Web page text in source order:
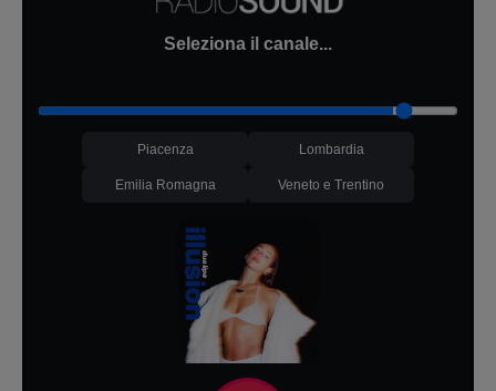
Seleziona il canale...
Piacenza Lombardia
Emilia Romagna Veneto e Trentino